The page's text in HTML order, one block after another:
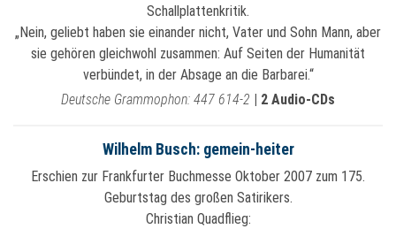
Schallplattenkritik.
„Nein, geliebt haben sie einander nicht, Vater und Sohn Mann, aber
sie gehören gleichwohl zusammen: Auf Seiten der Humanität
verbündet, in der Absage an die Barbarei.“
Deutsche Grammophon: 447 614-2 | 2 Audio-CDs
Wilhelm Busch: gemein-heiter
Erschien zur Frankfurter Buchmesse Oktober 2007 zum 175.
Geburtstag des großen Satirikers.
Christian Quadflieg: